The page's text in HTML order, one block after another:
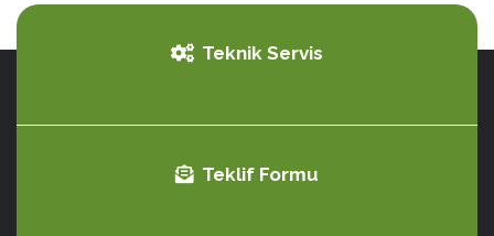
Teknik Servis
Teklif Formu